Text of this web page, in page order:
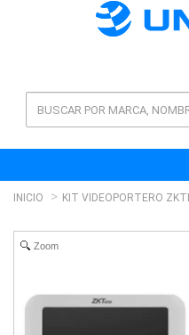
INICIO KIT VIDEOPORTERO
Zoom